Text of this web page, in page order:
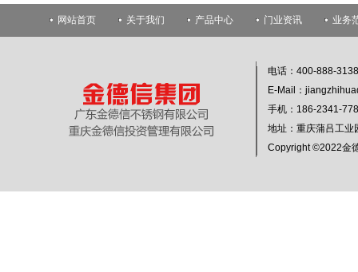
网站首页 关于我们 产品中心 门业资讯 业务
电话：400-888-
E-Mail：
手机：186-2341-
地址：重庆蒲吕工业
Copyright ©2022金